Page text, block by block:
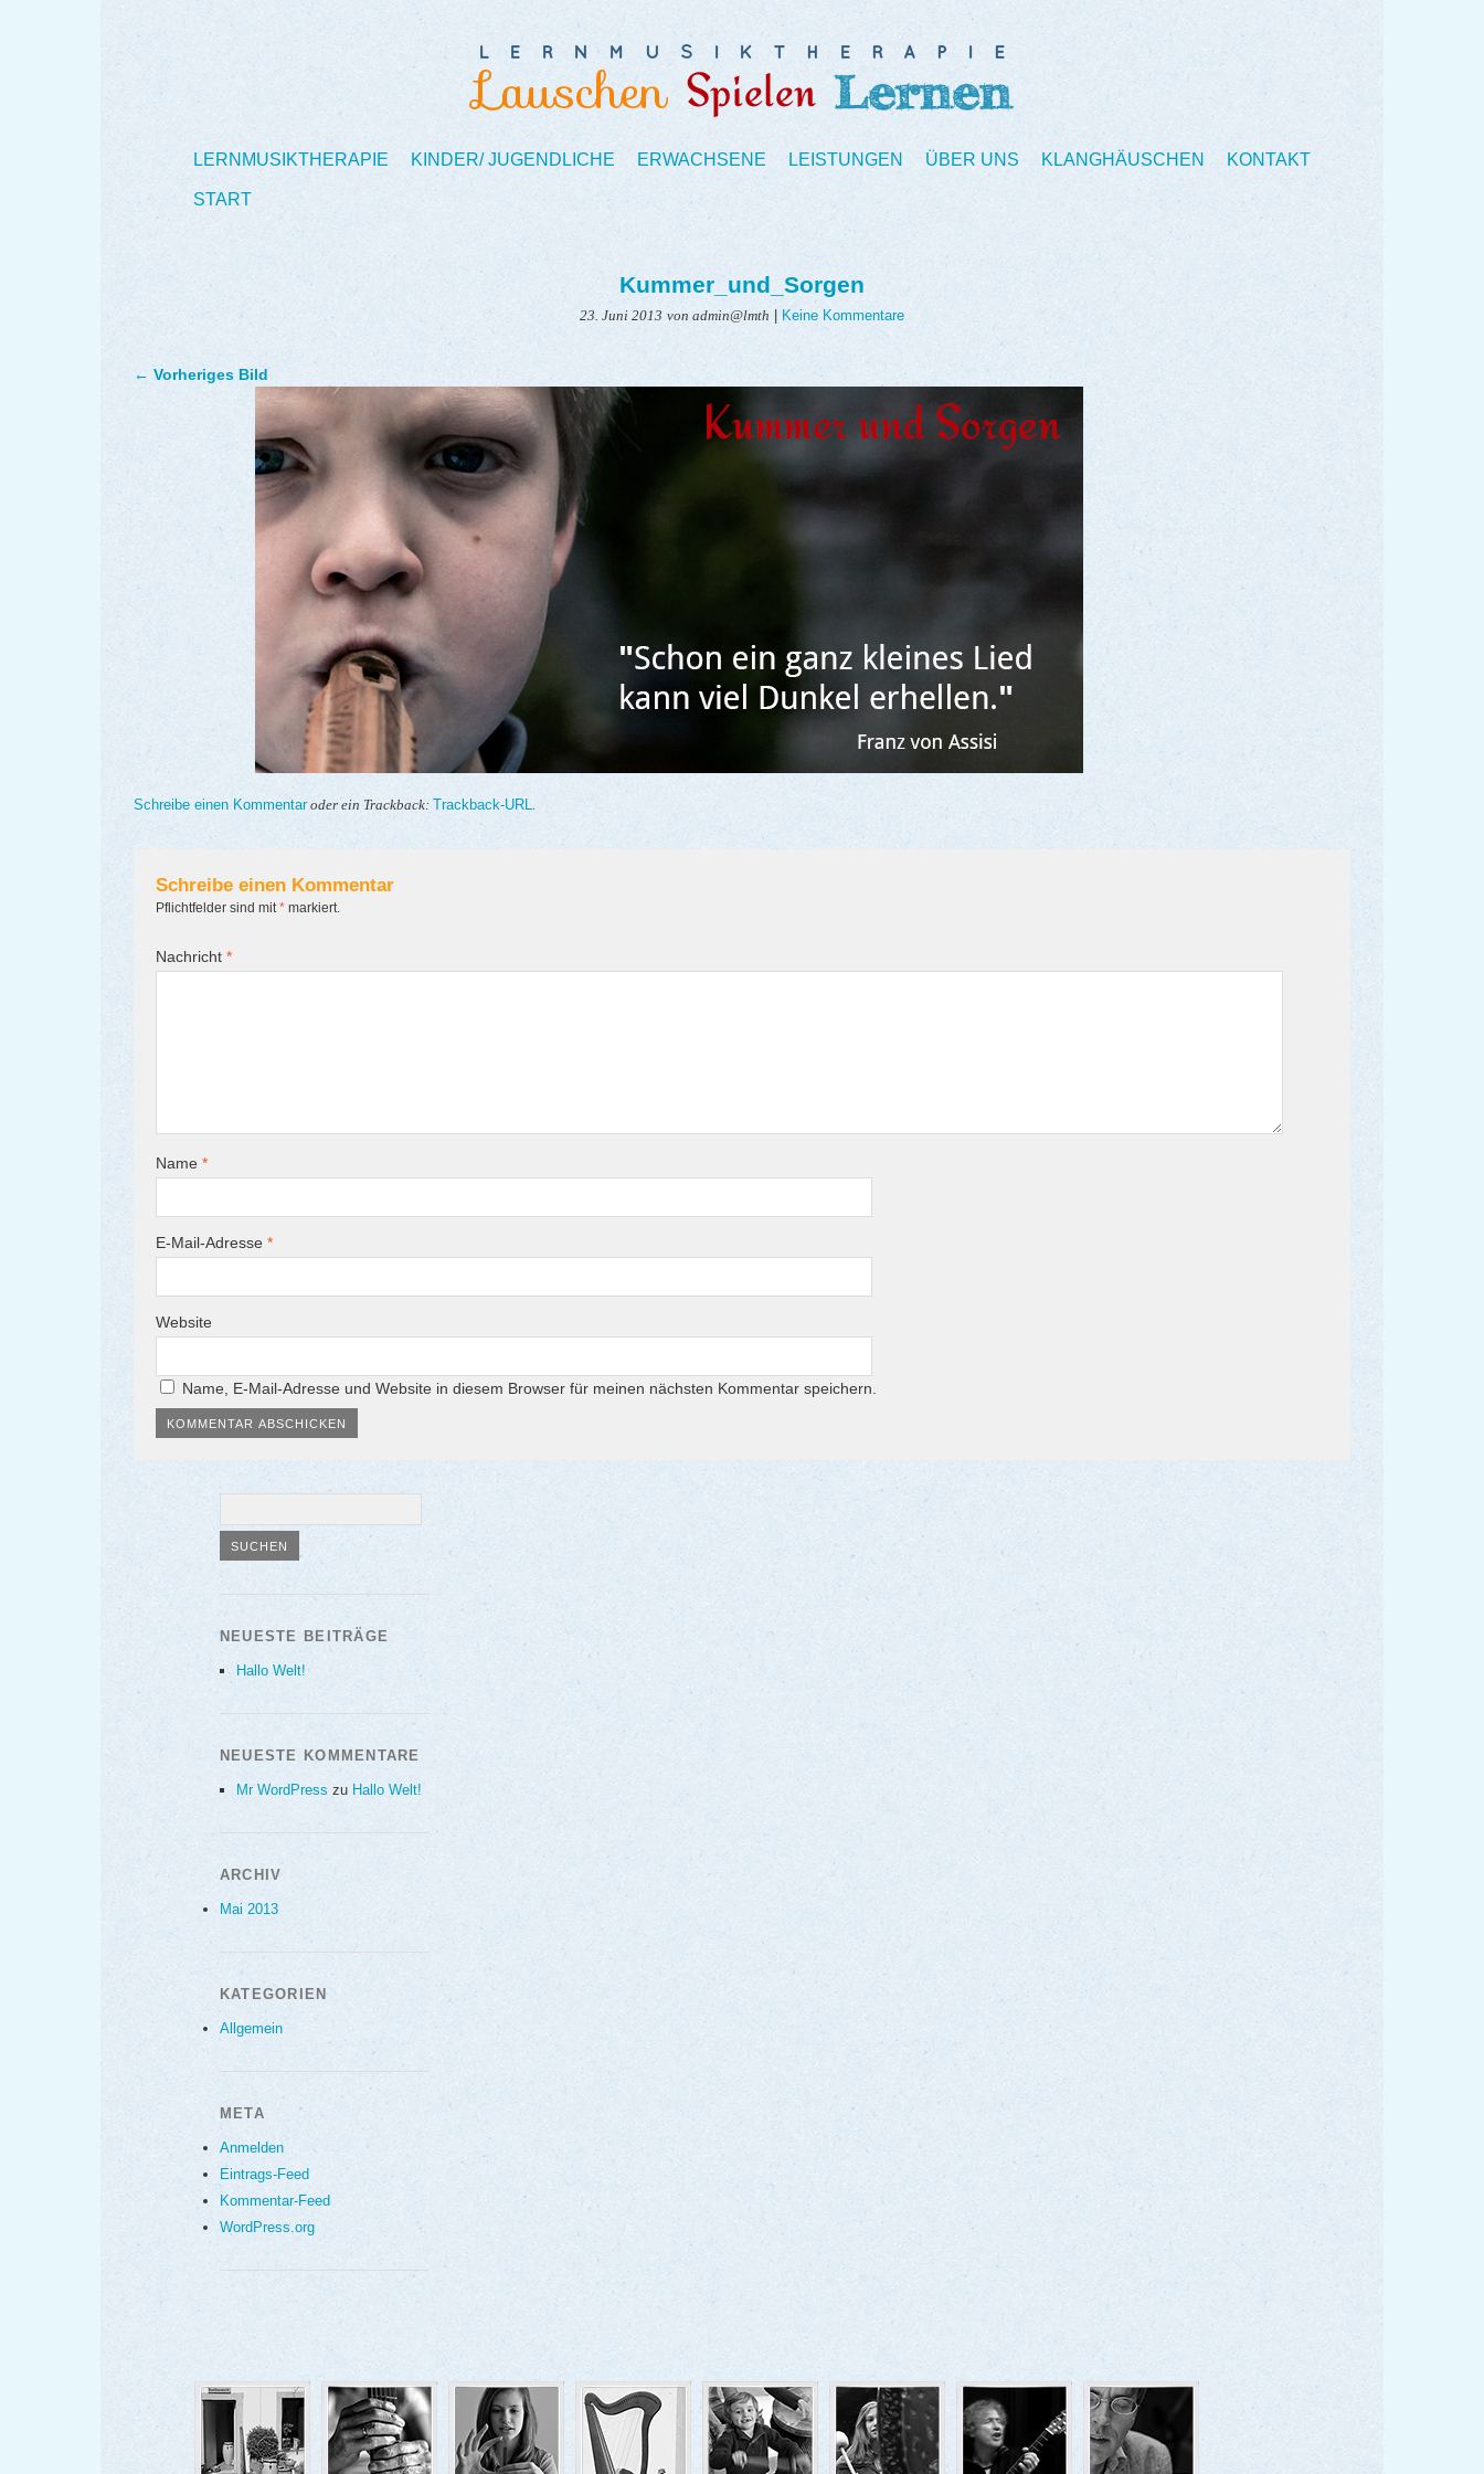
LERNMUSIKTHERAPIE KINDER/ JUGENDLICHE ERWACHSENE LEISTUNGEN ÜBER UNS KLANGHÄUSCHEN KONTAKT
START
Kummer_und_Sorgen
23. Juni 2013 von admin@lmth Keine Kommentare
← Vorheriges Bild
Schreibe einen Kommentaroder ein Trackback: Trackback-URL.
Schreibe einen Kommentar
Pflichtfelder sind mit * markiert.
Nachricht *
Name *
E-Mail-Adresse *
Website
Name, E-Mail-Adresse und Website in diesem Browser für meinen nächsten Kommentar speichern.
NEUESTE BEITRÄGE
Hallo Welt!
NEUESTE KOMMENTARE
Mr WordPress zu Hallo Welt!
ARCHIV
Mai 2013
KATEGORIEN
Allgemein
META
Anmelden
Eintrags-Feed
Kommentar-Feed
WordPress.org